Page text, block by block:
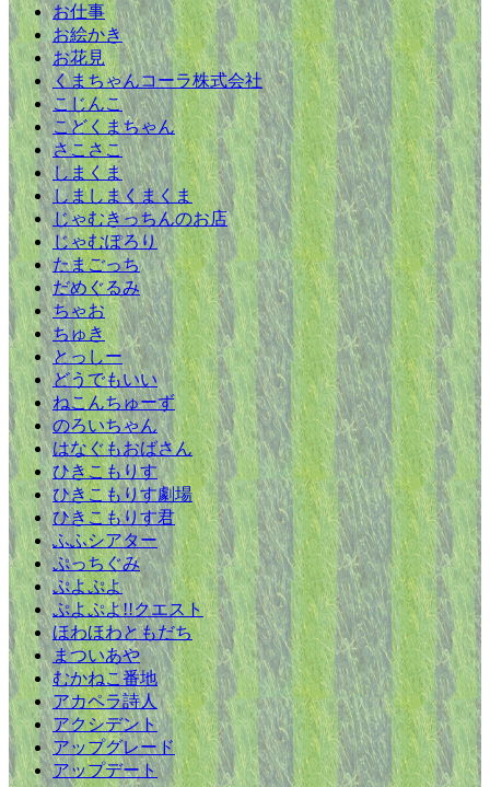
お仕事
お絵かき
お花見
くまちゃんコーラ株式会社
こじんこ
こどくまちゃん
さこさこ
しまくま
しましまくまくま
じゃむきっちんのお店
じゃむぽろり
たまごっち
だめぐるみ
ちゃお
ちゅき
とっしー
どうでもいい
ねこんちゅーず
のろいちゃん
はなぐもおばさん
ひきこもりす
ひきこもりす劇場
ひきこもりす君
ふふシアター
ぷっちぐみ
ぷよぷよ
ぷよぷよ!!クエスト
ほわほわともだち
まついあや
むかねこ番地
アカペラ詩人
アクシデント
アップグレード
アップデート